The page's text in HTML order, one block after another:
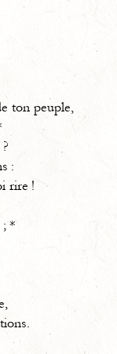
ton peuple,
:
rire !
; *